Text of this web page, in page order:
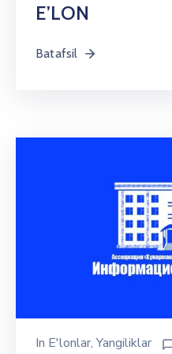
E’LON
Batafsil
In E'lonlar‚Yangiliklar